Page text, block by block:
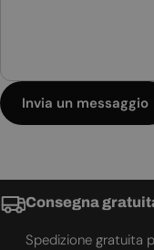
Invia un messaggio
Consegna
Spedizione gratuita